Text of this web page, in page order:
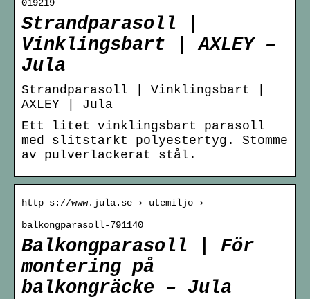
019219
Strandparasoll |
Vinklingsbart | AXLEY –
Jula
Strandparasoll | Vinklingsbart |
AXLEY | Jula
Ett litet vinklingsbart parasoll
med slitstarkt polyestertyg. Stomme
av pulverlackerat stål.
http s://www.jula.se › utemiljo ›
balkongparasoll-791140
Balkongparasoll | För
montering på
balkongräcke – Jula